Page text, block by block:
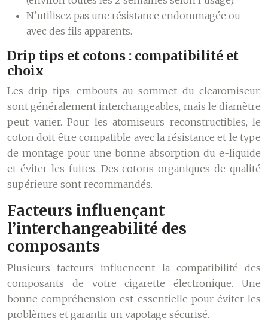
N’utilisez pas une résistance endommagée ou
avec des fils apparents.
Drip tips et cotons : compatibilité et
choix
Les drip tips, embouts au sommet du clearomiseur,
sont généralement interchangeables, mais le diamètre
peut varier. Pour les atomiseurs reconstructibles, le
coton doit être compatible avec la résistance et le type
de montage pour une bonne absorption du e-liquide
et éviter les fuites. Des cotons organiques de qualité
supérieure sont recommandés.
Facteurs influençant
l’interchangeabilité des
composants
Plusieurs facteurs influencent la compatibilité des
composants de votre cigarette électronique. Une
bonne compréhension est essentielle pour éviter les
problèmes et garantir un vapotage sécurisé.